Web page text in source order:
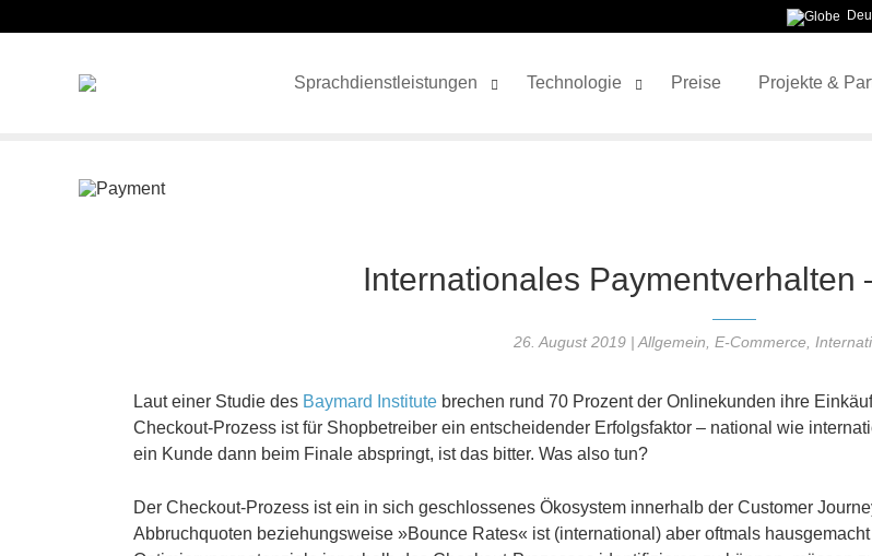
Sprachdienstleistungen Technologie Preise Projekte &
Internationales Paymentverhalten
26. August 2019| Allgemein E-Commerce
Laut einer Studie des Baymard Institute brechen rund 70 Prozent der Onlinekunden ihre
Checkout-Prozess ist für Shopbetreiber ein entscheidender Erfolgsfaktor – national wie
ein Kunde dann beim Finale abspringt, ist das bitter. Was also tun?
Der Checkout-Prozess ist ein in sich geschlossenes Ökosystem innerhalb der Customer
Abbruchquoten beziehungsweise »Bounce Rates« ist (international) aber oftmals